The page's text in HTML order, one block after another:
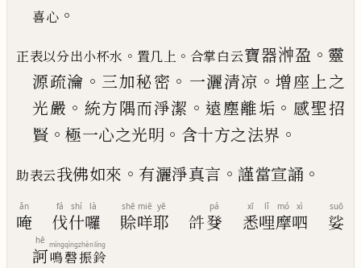
喜心 。
正表以分出小杯水 。 置几上 。 合掌白云寶器浺盈 。 靈
源疏瀹 。 三加秘密 。 一灑清凉 。 增座上之
光嚴 。 統方隅而淨潔 。 遠塵離垢 。 感聖招
賢 。 極一心之光明 。 含十方之法界 。
助表云我佛如來 。 有灑淨真言 。 謹當宣誦 。
唵
ǎn
伐
fá
什
shí
囉
là
賒
shē
咩
miē
耶
yē
𤙖癹
pá
悉
xī
哩
lǐ
摩
mó
呬
xì
娑
suō
訶
hē
鳴
míng
磬
qìng
振
zhèn
鈴
líng